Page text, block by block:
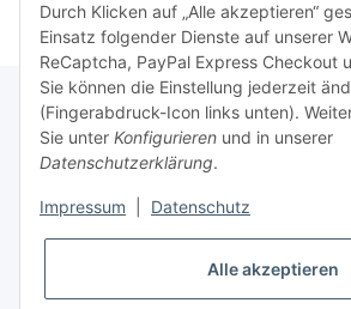
Rechtliche Hinweise
Produktinformationen
Durch Klicken auf „Alle akzeptieren“
Einsatz folgender Dienste auf unserer
ReCaptcha, PayPal Express Checkout
Sie können die Einstellung jederzeit
(Fingerabdruck-Icon links unten).
Sie unter Konfigurieren und in unserer
Datenschutzerklärung.
Impressum Datenschutz
Alle akzeptieren